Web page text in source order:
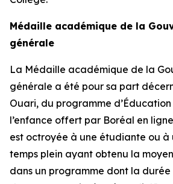
Médaille académique de la
générale
La Médaille académique de la
générale a été pour sa part
Ouari, du programme
l’enfance offert par Boréal en
est octroyée à une étudiante ou à
temps plein ayant obtenu la
dans un programme dont la durée